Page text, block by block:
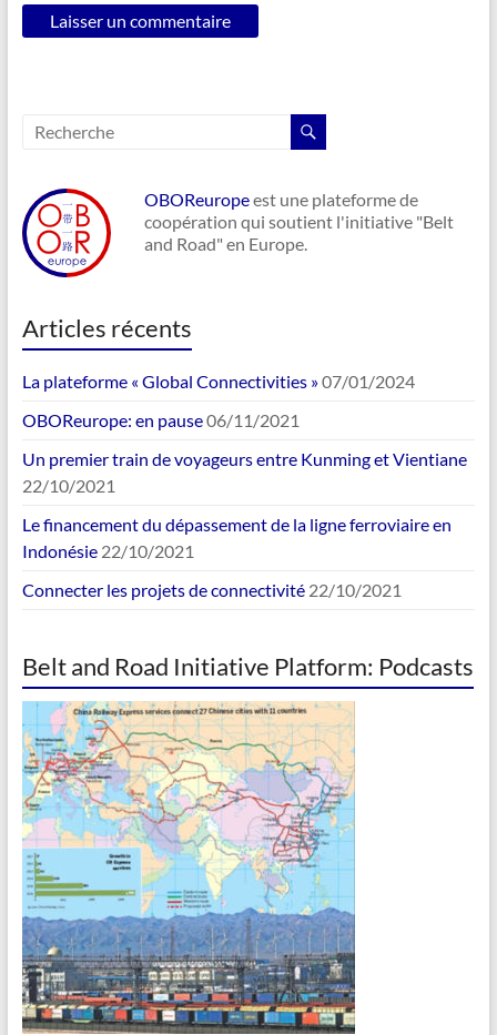
OBOReuropeest une plateforme de
coopération qui soutient l'initiative "Belt
and Road" en Europe.
Articles récents
La plateforme « Global Connectivities »07/01/2024
OBOReurope: en pause06/11/2021
Un premier train de voyageurs entre Kunming et Vientiane
22/10/2021
Le financement du dépassement de la ligne ferroviaire en
Indonésie 22/10/2021
Connecter les projets de connectivité 22/10/2021
Belt and Road Initiative Platform: Podcasts